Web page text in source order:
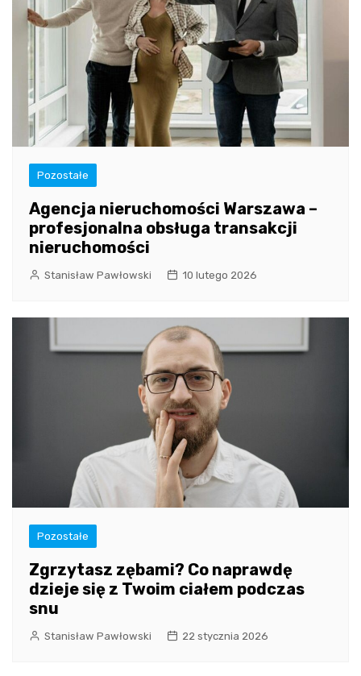
Pozostałe
Agencja nieruchomości Warszawa –
profesjonalna obsługa transakcji
nieruchomości
Stanisław Pawłowski 10 lutego 2026
Pozostałe
Zgrzytasz zębami? Co naprawdę
dzieje się z Twoim ciałem podczas
snu
Stanisław Pawłowski 22 stycznia 2026